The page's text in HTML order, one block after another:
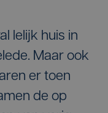
lelijk huis in
Maar ook
er toen
de op